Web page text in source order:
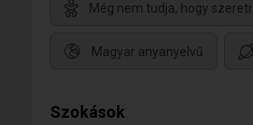
Még nem tudja, hogy
Magyar anyanyelvű
Szokások